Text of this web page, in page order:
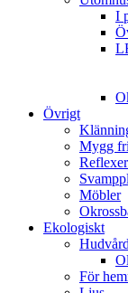
I
Övrigt
Mygg
Möbler
Ekologiskt
Hudvård
För